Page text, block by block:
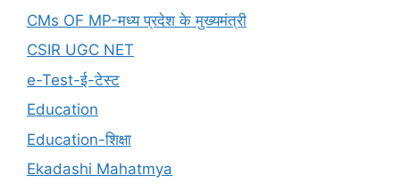
CMs OF MP-मध्य प्रदेश के मुख्यमंत्री
CSIR UGC NET
e-Test-ई-टेस्ट
Education
Education-शिक्षा
Ekadashi Mahatmya